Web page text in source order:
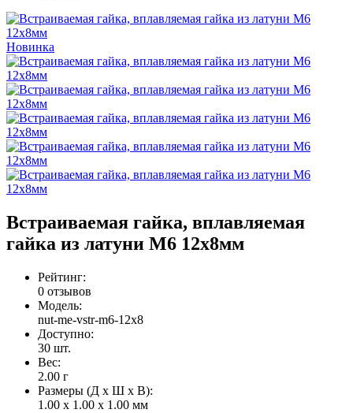
Новинка
Встраиваемая гайка, вплавляемая
гайка из латуни М6 12х8мм
Рейтинг:
0 отзывов
Модель:
nut-me-vstr-m6-12x8
Доступно:
30 шт.
Вес:
2.00 г
Размеры (Д x Ш x В):
1.00 x 1.00 x 1.00 мм